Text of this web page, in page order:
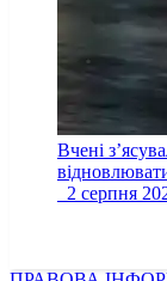
Вчені
2 серпня